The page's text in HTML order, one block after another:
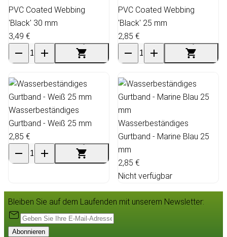
PVC Coated Webbing
'Black' 30 mm
3,49 €
PVC Coated Webbing
'Black' 25 mm
2,85 €
Wasserbeständiges
Gurtband - Weiß 25 mm
2,85 €
Wasserbeständiges
Gurtband - Marine Blau 25
mm
2,85 €
Nicht verfügbar
Bleiben Sie auf dem Laufenden mit unserem Newsletter:
Abonnieren